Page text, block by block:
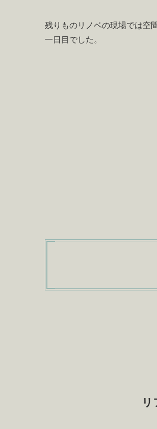
残りものリノベの現場では空
一日目でした。
リ